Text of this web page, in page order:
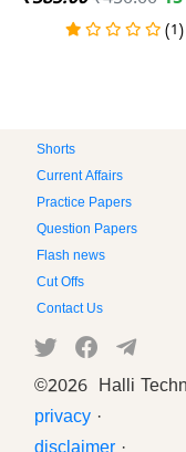
(1)
Shorts
Current Affairs
Practice Papers
Question Papers
Flash news
Cut Offs
Contact Us
©2026 Halli
privacy ·